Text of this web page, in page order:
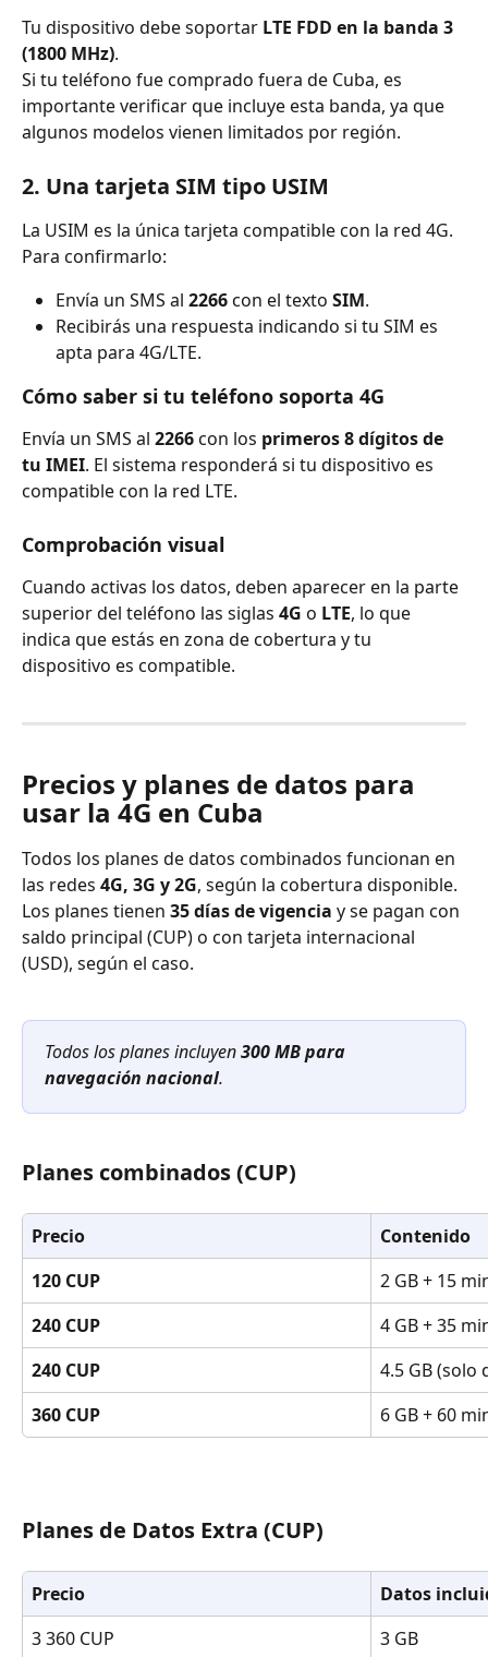
Tu dispositivo debe soportar LTE FDD en la banda 3
(1800 MHz).
Si tu teléfono fue comprado fuera de Cuba, es
importante verificar que incluye esta banda, ya que
algunos modelos vienen limitados por región.
2. Una tarjeta SIM tipo USIM
La USIM es la única tarjeta compatible con la red 4G.
Para confirmarlo:
Envía un SMS al 2266 con el texto SIM.
Recibirás una respuesta indicando si tu SIM es
apta para 4G/LTE.
Cómo saber si tu teléfono soporta 4G
Envía un SMS al 2266 con los primeros 8 dígitos de
tu IMEI. El sistema responderá si tu dispositivo es
compatible con la red LTE.
Comprobación visual
Cuando activas los datos, deben aparecer en la parte
superior del teléfono las siglas 4G o LTE, lo que
indica que estás en zona de cobertura y tu
dispositivo es compatible.
Precios y planes de datos para
usar la 4G en Cuba
Todos los planes de datos combinados funcionan en
las redes 4G, 3G y 2G, según la cobertura disponible.
Los planes tienen 35 días de vigencia y se pagan con
saldo principal (CUP) o con tarjeta internacional
(USD), según el caso.
Todos los planes incluyen 300 MB para
navegación nacional.
Planes combinados (CUP)
Precio
Contenido
120 CUP
2 GB + 15
240 CUP
4 GB + 35
240 CUP
4.5 GB (solo
360 CUP
6 GB + 60
Planes de Datos Extra (CUP)
Precio
Datos
3 360 CUP
3 GB